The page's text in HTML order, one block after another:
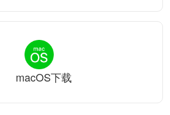
macOS下载